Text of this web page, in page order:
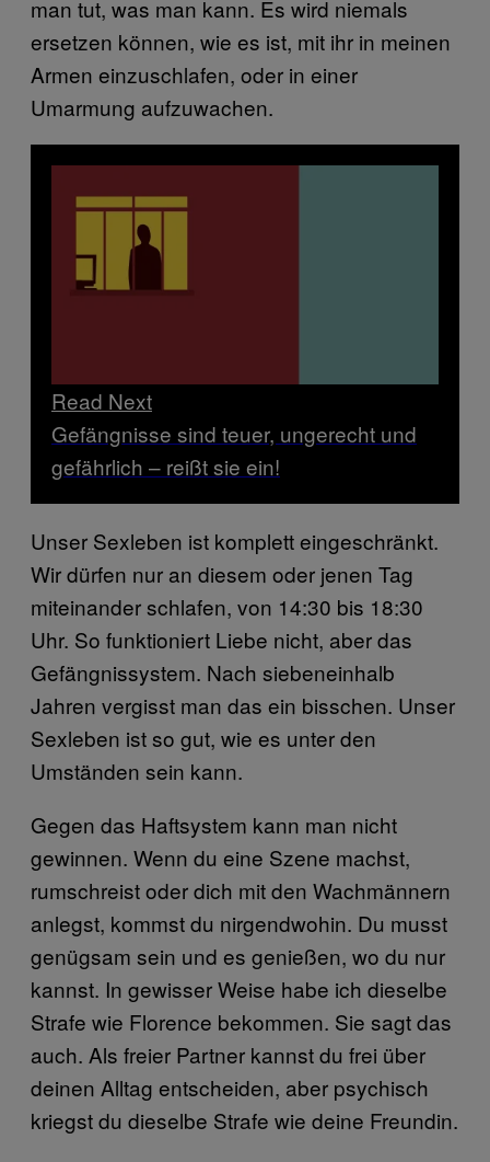
man tut, was man kann. Es wird niemals
ersetzen können, wie es ist, mit ihr in meinen
Armen einzuschlafen, oder in einer
Umarmung aufzuwachen.
Read Next
Gefängnisse sind teuer, ungerecht und
gefährlich – reißt sie ein!
Unser Sexleben ist komplett eingeschränkt.
Wir dürfen nur an diesem oder jenen Tag
miteinander schlafen, von 14:30 bis 18:30
Uhr. So funktioniert Liebe nicht, aber das
Gefängnissystem. Nach siebeneinhalb
Jahren vergisst man das ein bisschen. Unser
Sexleben ist so gut, wie es unter den
Umständen sein kann.
Gegen das Haftsystem kann man nicht
gewinnen. Wenn du eine Szene machst,
rumschreist oder dich mit den Wachmännern
anlegst, kommst du nirgendwohin. Du musst
genügsam sein und es genießen, wo du nur
kannst. In gewisser Weise habe ich dieselbe
Strafe wie Florence bekommen. Sie sagt das
auch. Als freier Partner kannst du frei über
deinen Alltag entscheiden, aber psychisch
kriegst du dieselbe Strafe wie deine Freundin.